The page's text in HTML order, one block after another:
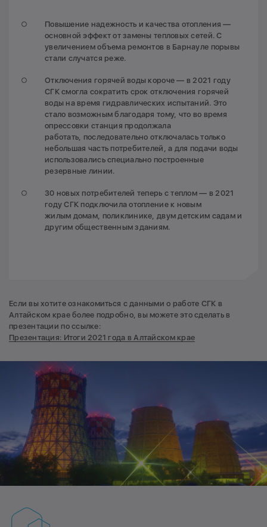
Повышение надежность и качества отопления —
основной эффект от замены тепловых сетей. С
увеличением объема ремонтов в Барнауле порывы
стали случатся реже.
Отключения горячей воды короче — в 2021 году
СГК смогла сократить срок отключения горячей
воды на время гидравлических испытаний. Это
стало возможным благодаря тому, что во время
опрессовки станция продолжала
работать, последовательно отключалась только
небольшая часть потребителей, а для подачи воды
использовались специально построенные
резервные линии.
30 новых потребителей теперь с теплом — в 2021
году СГК подключила отопление к новым
жилым домам, поликлинике, двум детским садам и
другим общественным зданиям.
Если вы хотите ознакомиться с данными о работе СГК в
Алтайском крае более подробно, вы можете это сделать в
презентации по ссылке:
Презентация: Итоги 2021 года в Алтайском крае